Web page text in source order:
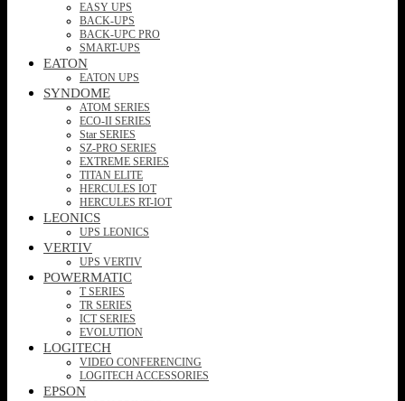
EASY UPS
BACK-UPS
BACK-UPC PRO
SMART-UPS
EATON
EATON UPS
SYNDOME
ATOM SERIES
ECO-II SERIES
Star SERIES
SZ-PRO SERIES
EXTREME SERIES
TITAN ELITE
HERCULES IOT
HERCULES RT-IOT
LEONICS
UPS LEONICS
VERTIV
UPS VERTIV
POWERMATIC
T SERIES
TR SERIES
ICT SERIES
EVOLUTION
LOGITECH
VIDEO CONFERENCING
LOGITECH ACCESSORIES
EPSON